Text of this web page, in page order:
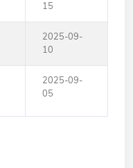
15
2025-09-
10
2025-09-
05